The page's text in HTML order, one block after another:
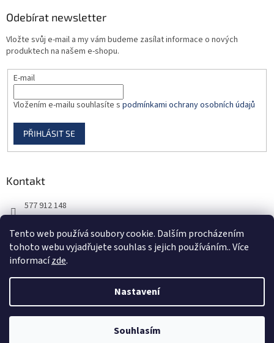
Tento web používá soubory cookie. Dalším procházením
tohoto webu vyjadřujete souhlas s jejich používáním.. Více
informacízde.
Nastavení
Souhlasím
Odebírat newsletter
Vložte svůj e-mail a my vám budeme zasílat informace o nových
produktech na našem e-shopu.
E-mail
Vložením e-mailu souhlasíte s podmínkami ochrany osobních údajů
PŘIHLÁSIT SE
Kontakt
577 912 148
Vytvořil Shoptet
DORBAS, s.r.o.. Všechna práva vyhrazena.